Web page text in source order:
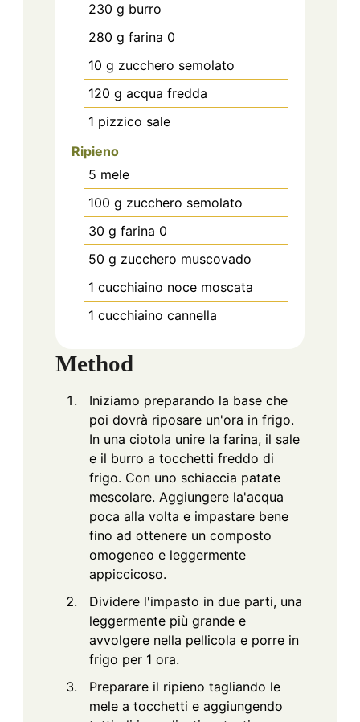
230 g burro
280 g farina 0
10 g zucchero semolato
120 g acqua fredda
1 pizzico sale
Ripieno
5 mele
100 g zucchero semolato
30 g farina 0
50 g zucchero muscovado
1 cucchiaino noce moscata
1 cucchiaino cannella
Method
Iniziamo preparando la base che
poi dovrà riposare un'ora in frigo.
In una ciotola unire la farina, il sale
e il burro a tocchetti freddo di
frigo. Con uno schiaccia patate
mescolare. Aggiungere la'acqua
poca alla volta e impastare bene
fino ad ottenere un composto
omogeneo e leggermente
appiccicoso.
Dividere l'impasto in due parti, una
leggermente più grande e
avvolgere nella pellicola e porre in
frigo per 1 ora.
Preparare il ripieno tagliando le
mele a tocchetti e aggiungendo